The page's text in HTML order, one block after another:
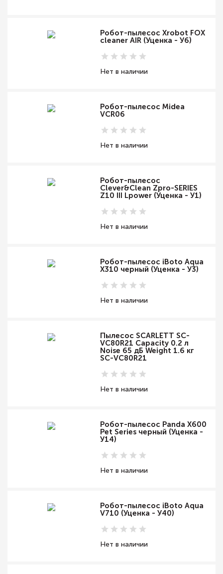
Робот-пылесос Xrobot FOX
cleaner AIR (Уценка - У6)
Нет в наличии
Робот-пылесос Midea
VCR06
Нет в наличии
Робот-пылесос
Clever&Clean Zpro-SERIES
Z10 III Lpower (Уценка - У1)
Нет в наличии
Робот-пылесос iBoto Aqua
X310 черный (Уценка - У3)
Нет в наличии
Пылесос SCARLETT SC-
VC80R21 Capacity 0.2 л
Noise 65 дБ Weight 1.6 кг
SC-VC80R21
Нет в наличии
Робот-пылесос Panda X600
Pet Series черный (Уценка -
У14)
Нет в наличии
Робот-пылесос iBoto Aqua
V710 (Уценка - У40)
Нет в наличии